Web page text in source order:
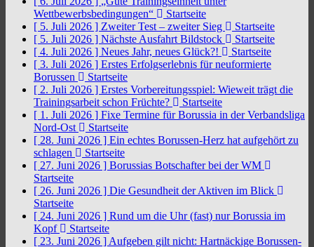
Wettbewerbsbedingungen“
Startseite
[ 5. Juli 2026 ] Zweiter Test – zweiter Sieg
Startseite
[ 5. Juli 2026 ] Nächste Ausfahrt Bildstock
Startseite
[ 4. Juli 2026 ] Neues Jahr, neues Glück?!
Startseite
[ 3. Juli 2026 ] Erstes Erfolgserlebnis für neuformierte
Borussen
Startseite
[ 2. Juli 2026 ] Erstes Vorbereitungsspiel: Wieweit trägt die
Trainingsarbeit schon Früchte?
Startseite
[ 1. Juli 2026 ] Fixe Termine für Borussia in der Verbandsliga
Nord-Ost
Startseite
[ 28. Juni 2026 ] Ein echtes Borussen-Herz hat aufgehört zu
schlagen
Startseite
[ 27. Juni 2026 ] Borussias Botschafter bei der WM
Startseite
[ 26. Juni 2026 ] Die Gesundheit der Aktiven im Blick
Startseite
[ 24. Juni 2026 ] Rund um die Uhr (fast) nur Borussia im
Kopf
Startseite
[ 23. Juni 2026 ] Aufgeben gilt nicht: Hartnäckige Borussen-